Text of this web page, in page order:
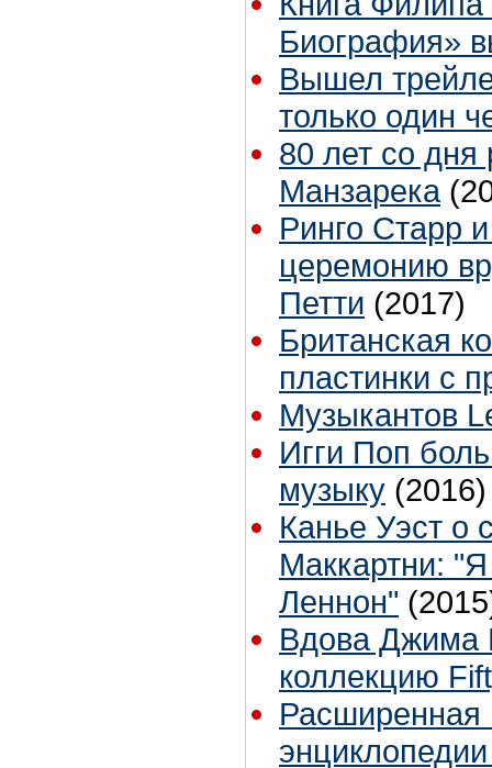
Биография»
Вышел
только один
80 лет со
Манзарека
Ринго Старр
церемонию
Петти (2017)
Британская
пластинки с
Музыкантов
Игги Поп
музыку (2016)
Канье Уэст о
Маккартни:
Леннон"
Вдова Джима
коллекцию
Расширенная